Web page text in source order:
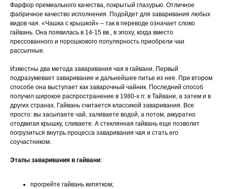
Фарфор премиального качества, покрытый глазурью. Отличное
фабричное качество исполнения. Подойдет для заваривания любых
видов чая. «Чашка с крышкой» – так в переводе означает слово
гайвань. Она появилась в 14-15 вв., в эпоху, когда вместо
прессованного и порошкового популярность приобрели чаи
рассыпные.
Известны два метода заваривания чая в гайвани. Первый
подразумевает заваривание и дальнейшее питье из нее. При втором
способе она выступает как заварочный чайник. Последний способ
получил широкое распространение в 1980-х гг. в Тайвани, а затем и в
других странах. Гайвань считается классикой заваривания. Все
просто: вы засыпаете чай, заливаете водой, а потом, аккуратно
отодвигая крышку, сливаете. А стеклянная гайвань еще позволит
погрузиться внутрь процесса заваривания чая и стать его
соучастником.
Этапы заваривания в гайвани:
прогрейте гайвань кипятком;